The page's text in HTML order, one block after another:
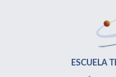
ESCUELA